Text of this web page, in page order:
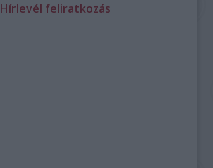
Hírlevél feliratkozás